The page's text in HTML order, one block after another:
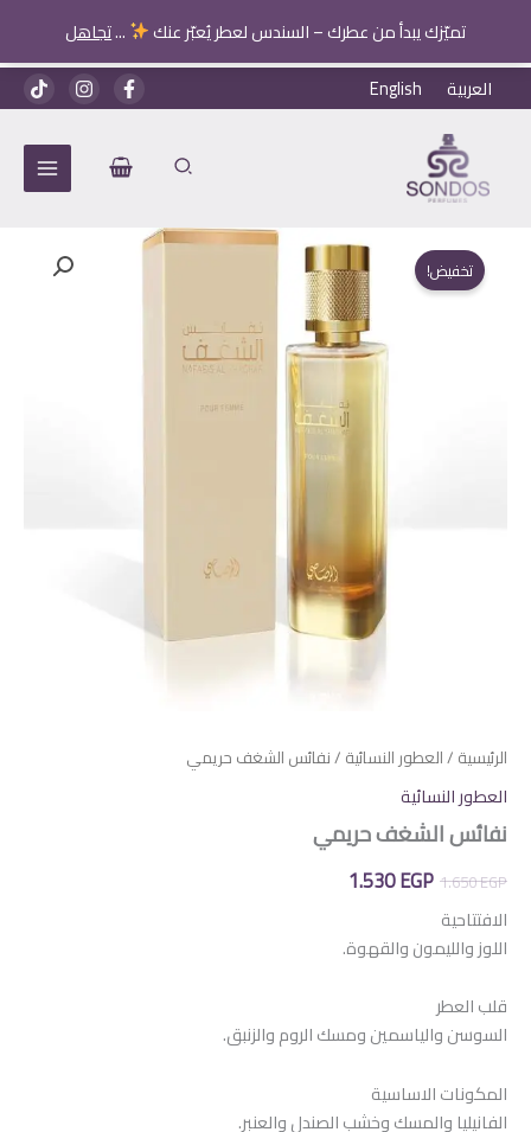
تميّزك يبدأ من عطرك – السندس لعطر يُعبّر عنك ...تجاهل
تخطي
إلى
العربية English
تخفيض!
الرئيسية /العطور النسائية / نفائس الشغف حريمي
العطور النسائية
نفائس الشغف حريمي
1.650EGP
السعر
هو:
1.530EGP
هو:
الافتتاحية
اللوز والليمون والقهوة.
قلب العطر
السوسن والياسمين ومسك الروم والزنبق.
المكونات الاساسية
الفانيليا والمسك وخشب الصندل والعنبر.
حريمي